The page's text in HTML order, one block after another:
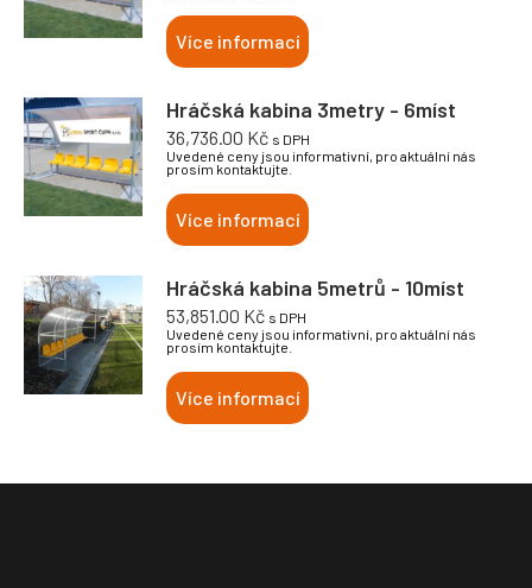
Více informací
Hráčská kabina 3metry - 6míst
36,736.00 Kč s DPH
Uvedené ceny jsou informativní, pro aktuální nás
prosím kontaktujte.
Více informací
Hráčská kabina 5metrů - 10míst
53,851.00 Kč s DPH
Uvedené ceny jsou informativní, pro aktuální nás
prosím kontaktujte.
Více informací